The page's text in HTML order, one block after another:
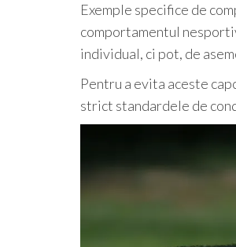
Exemple specifice de
comportamentul
individual, ci pot, de
Pentru a evita aceste
strict standardele de